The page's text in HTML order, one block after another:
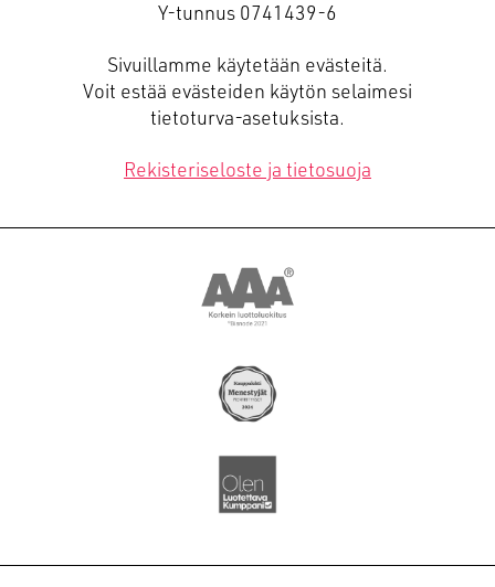
YHTEYS
YRITYS
SMOYTALK
Brändi ja identiteetti
Digitaaliset ratkaisut
Y-tunnus 0741439-6
Sivuillamme käytetään evästeitä.
Voit estää evästeiden käytön selaimesi
tietoturva-asetuksista.
Rekisteriseloste ja tietosuoja